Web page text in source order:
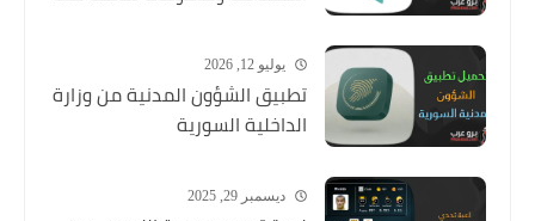
يوليو 12, 2026
تطبيق الشؤون المدنية من وزارة
الداخلية السورية
ديسمبر 29, 2025